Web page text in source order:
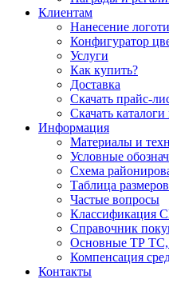
Клиентам
Нанесение
Конфигуратор
Услуги
Как купить?
Доставка
Скачать прайс-
Скачать
Информация
Материалы и
Условные
Схема
Таблица размеров
Частые вопросы
Классификация
Справочник
Основные ТР
Компенсация
Контакты